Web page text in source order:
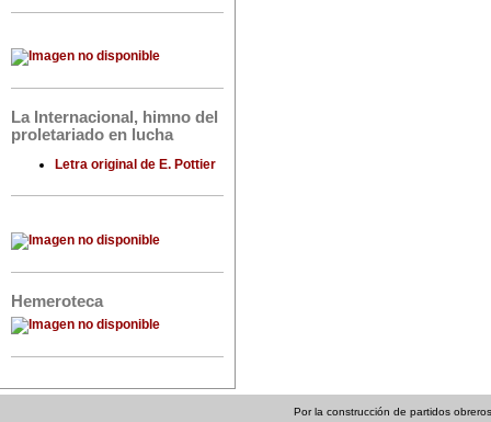
La Internacional, himno del
proletariado en lucha
Letra original de E. Pottier
Hemeroteca
Por la construcción de partidos